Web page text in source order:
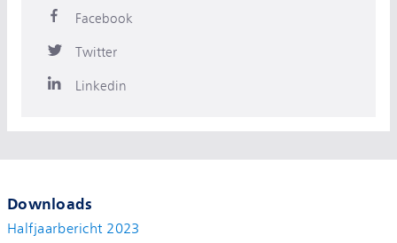
Facebook
Twitter
Linkedin
Downloads
Halfjaarbericht 2023